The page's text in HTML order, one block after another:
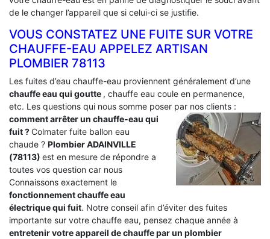
de le changer l’appareil que si celui-ci se justifie.
VOUS CONSTATEZ UNE FUITE SUR VOTRE
CHAUFFE-EAU APPELEZ ARTISAN
PLOMBIER 78113
Les fuites d’eau chauffe-eau proviennent généralement d’une
chauffe eau qui goutte , chauffe eau coule en permanence,
etc. Les questions qui nous somme poser par nos clients :
comment arrêter un chauffe-eau qui
fuit ?Colmater fuite ballon eau
chaude ? Plombier ADAINVILLE
(78113) est en mesure de répondre a
toutes vos question car nous
Connaissons exactement le
fonctionnement chauffe eau
électrique qui fuit. Notre conseil afin d’éviter des fuites
importante sur votre chauffe eau, pensez chaque année à
entretenir votre appareil de chauffe par un plombier